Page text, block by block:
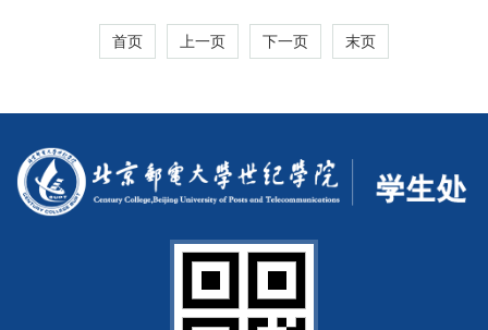
首页 上一页 下一页 末页